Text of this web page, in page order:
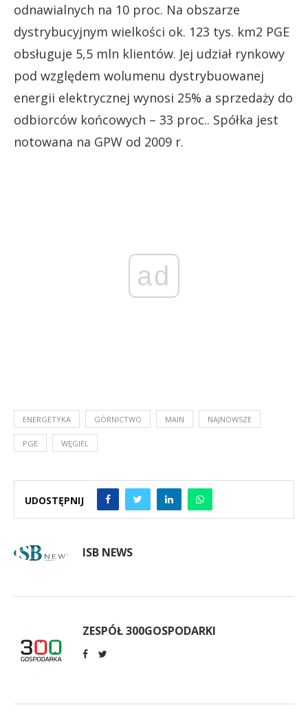
odnawialnych na 10 proc. Na obszarze
dystrybucyjnym wielkości ok. 123 tys. km2 PGE
obsługuje 5,5 mln klientów. Jej udział rynkowy
pod względem wolumenu dystrybuowanej
energii elektrycznej wynosi 25% a sprzedaży do
odbiorców końcowych – 33 proc.. Spółka jest
notowana na GPW od 2009 r.
ad
ENERGETYKA GÓRNICTWO MAIN NAJNOWSZE
PGE WĘGIEL
UDOSTĘPNIJ
ISB NEWS
ZESPÓŁ 300GOSPODARKI